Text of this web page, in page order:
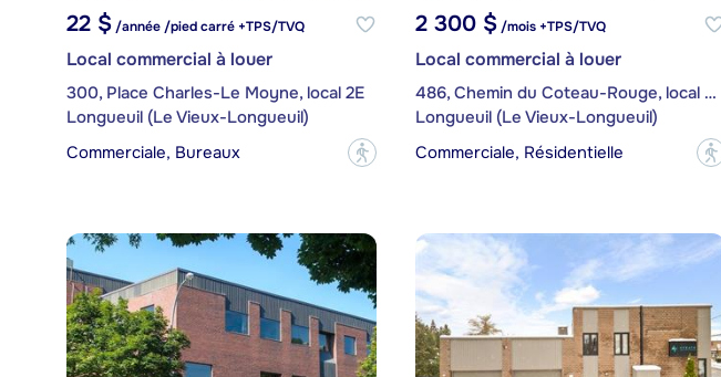
22 $/année /pied carré +TPS/TVQ
Local commercial à louer
300, Place Charles-Le Moyne, local 2E
Longueuil (Le Vieux-Longueuil)
Commerciale, Bureaux
?
2 300 $/mois +TPS/TVQ
Local commercial à louer
486, Chemin du Coteau-Rouge, local SS
Longueuil (Le Vieux-Longueuil)
Commerciale, Résidentielle
?